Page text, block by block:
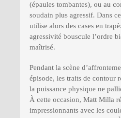
(épaules tombantes), ou au
soudain plus agressif. Dans
utilise alors des cases en
agressivité bouscule l’ordre
maîtrisé.
Pendant la scène
épisode, les traits de contour
la puissance physique ne
À cette occasion, Matt Milla
impressionnants avec les